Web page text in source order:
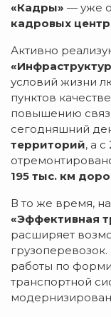
«Кадры» — уже
кадровых
Активно
условий жизни
пунктов
повышению
сегодняшний
территорий, а
195 тыс. км
В то же время,
«Эффективная
расширяет
работы по
транспортной